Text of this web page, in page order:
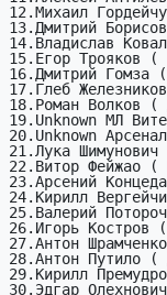
12.Михаил
13.Дмитрий
14.Владислав
15.Егор
16.Дмитрий
17.Глеб
18.Роман
19.Unknown МЛ
20.Unknown
21.Лука
22.Витор
23.Арсений
24.Кирилл
25.Валерий
26.Игорь
27.Антон
28.Антон
29.Кирилл
30.Эдгар